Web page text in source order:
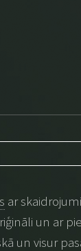
ar
un ar
un visur